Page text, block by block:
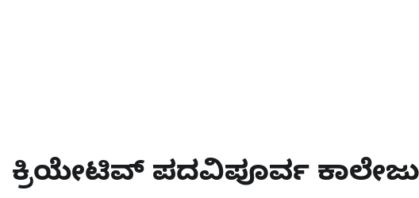
ಕ್ರಿಯೇಟಿವ್ ಪದವಿಪೂರ್ವ